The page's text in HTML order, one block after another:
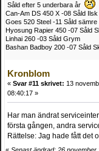
Såld efter 5 underbara år
Can-Am DS 450 X -08 Såld Ilsk
Goes 520 Steel -11 Såld sämre
Hyosung Rapier 450 -07 Såld
Linhai 260 -03 Såld Grym
Bashan Badboy 200 -07 Såld
Kronblom
« Svar #11 skrivet: 13
08:40:17 »
Har man ändrat
första gången, andra
Rättelse: Jag hade fått det